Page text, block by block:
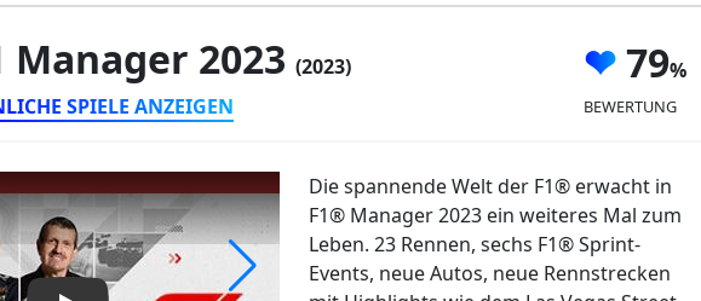
Manager 2023 (2023)
SPIELE ANZEIGEN
79
BEWERTUNG
Die spannende Welt der F1® erwacht in
F1® Manager 2023 ein weiteres Mal zum
Leben. 23 Rennen, sechs F1® Sprint-
Events, neue Autos, neue Rennstrecken